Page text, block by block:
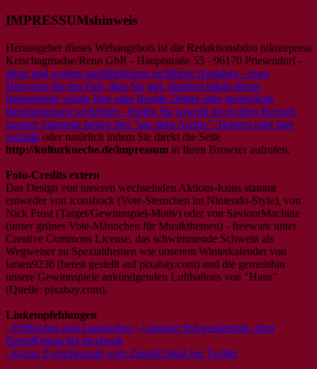
IMPRESSUMshinweis
Herausgeber dieses Webangebots ist die Redaktionsbüro nikorepress
Ketschagmadse/Renn GbR - Hauptstraße 55 - 96170 Priesendorf -
diese und weitere ausführlichere rechtliche Angaben - etwa
Hinweise für den Fall, dass Sie ggf. glauben Inhalt dieser
Internetseite würde Ihre oder Rechte Dritter oder gesetzliche
Bestimmungen verletzten - finden Sie sowohl im rechten Bereich
unserer Startseite neben den "aus dem Archiv"-Teasern oder hier
verlinkt oder natürlich indem Sie direkt die Seite
http://kulturkueche.de/impressum in Ihren Browser aufrufen.
Foto-Credits extern
Das Design von unseren wechselnden Aktions-Icons stammt
entweder von iconshock (Vote-Sternchen im Nintendo-Style), von
Nick Frost (Target/Gewinnspiel-Motiv) oder von SaviourMachine
(unser grünes Vote-Männchen für Musikthemen) - freeware unter
Creative Commons License, das schwimmende Schwein als
Wegweiser zu Spezialthemen wie unserem Winterkalender von
larsen9236 (bereit gestellt auf pixabay.com) und die gemeinhin
unsere Gewinnspiele ankündgenden Luftballons von "Hans"
(Quelle: pixabay.com).
Linkempfehlungen
- Politisches und Launisches ;-) unserer Schwesterseite, dem
ZenralOrgan bei facebook
- Kurze Zwischenrufe vom ZenralOrgan bei Twitter